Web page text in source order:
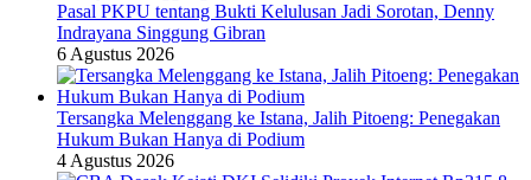
Pasal PKPU tentang Bukti Kelulusan Jadi Sorotan, Denny
Indrayana Singgung Gibran
6 Agustus 2026
Tersangka Melenggang ke Istana, Jalih Pitoeng: Penegakan
Hukum Bukan Hanya di Podium
4 Agustus 2026